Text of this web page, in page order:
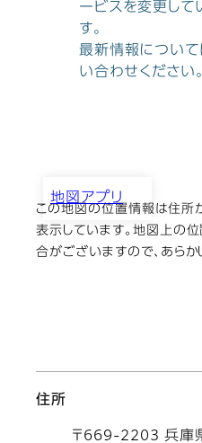
ービスを変更して
す。
最新情報について
い合わせください。
（株）創
地図アプリ
この地図の位置情報は住所
表示しています。地図上の
合がございますので、あらか
住所
〒669-2203 兵庫